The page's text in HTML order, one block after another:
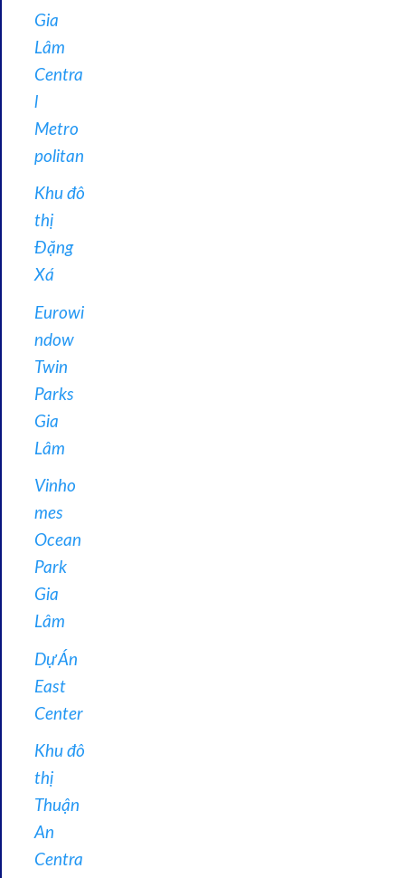
Gia
Lâm
Centra
l
Metro
politan
Khu đô
thị
Đặng
Xá
Eurowi
ndow
Twin
Parks
Gia
Lâm
Vinho
mes
Ocean
Park
Gia
Lâm
Dự Án
East
Center
Khu đô
thị
Thuận
An
Centra